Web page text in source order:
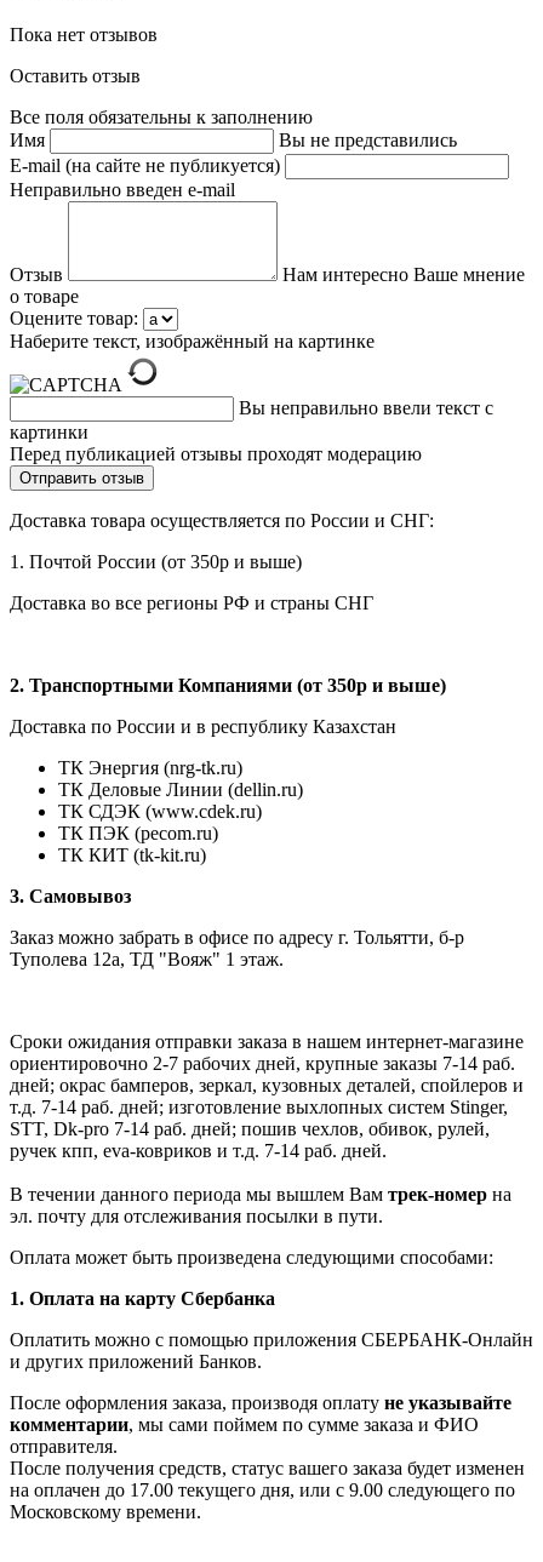
Пока нет отзывов
Оставить отзыв
Все поля обязательны к заполнению
Имя
Вы не представились
E-mail (на сайте не публикуется)
Неправильно введен e-mail
Отзыв
Нам интересно Ваше мнение
о товаре
Оцените товар:
Наберите текст, изображённый на картинке
Вы неправильно ввели текст с
картинки
Перед публикацией отзывы проходят модерацию
Доставка товара осуществляется по России и СНГ:
1. Почтой России (от 350р и выше)
Доставка во все регионы РФ и страны СНГ
2. Транспортными Компаниями (от 350р и выше)
Доставка по России и в республику Казахстан
ТК Энергия (nrg-tk.ru)
ТК Деловые Линии (dellin.ru)
ТК СДЭК (www.cdek.ru)
ТК ПЭК (pecom.ru)
ТК КИТ (tk-kit.ru)
3. Самовывоз
Заказ можно забрать в офисе по адресу г. Тольятти, б-р
Туполева 12а, ТД "Вояж" 1 этаж.
Сроки ожидания отправки заказа в нашем интернет-магазине
ориентировочно 2-7 рабочих дней, крупные заказы 7-14 раб.
дней; окрас бамперов, зеркал, кузовных деталей, спойлеров и
т.д. 7-14 раб. дней; изготовление выхлопных систем Stinger,
STT, Dk-pro 7-14 раб. дней; пошив чехлов, обивок, рулей,
ручек кпп, eva-ковриков и т.д. 7-14 раб. дней.
В течении данного периода мы вышлем Вам трек-номер на
эл. почту для отслеживания посылки в пути.
Оплата может быть произведена следующими способами:
1. Оплата на карту Сбербанка
Оплатить можно с помощью приложения СБЕРБАНК-Онлайн
и других приложений Банков.
После оформления заказа, производя оплату не указывайте
комментарии, мы сами поймем по сумме заказа и ФИО
отправителя.
После получения средств, статус вашего заказа будет изменен
на оплачен до 17.00 текущего дня, или с 9.00 следующего по
Московскому времени.